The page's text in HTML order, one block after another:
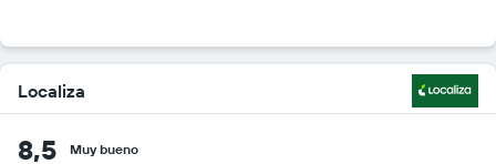
Localiza
8,5 Muy bueno